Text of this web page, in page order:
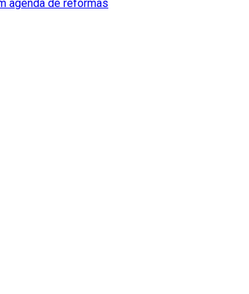
agenda de reformas